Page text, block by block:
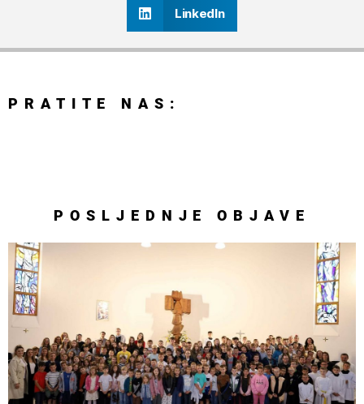
LinkedIn
PRATITE NAS:
POSLJEDNJE OBJAVE